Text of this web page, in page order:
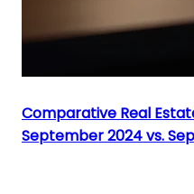
Comparative Real
September 2024 vs.